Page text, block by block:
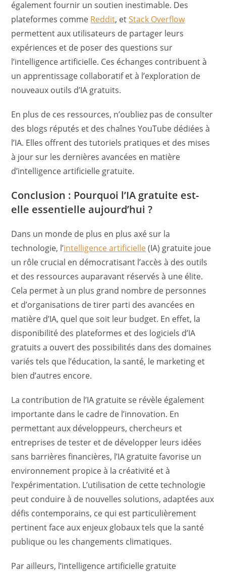
également fournir un soutien inestimable. Des
plateformes comme Reddit, etStack Overflow
permettent aux utilisateurs de partager leurs
expériences et de poser des questions sur
l’intelligence artificielle. Ces échanges contribuent à
un apprentissage collaboratif et à l’exploration de
nouveaux outils d’IA gratuits.
En plus de ces ressources, n’oubliez pas de consulter
des blogs réputés et des chaînes YouTube dédiées à
l’IA. Elles offrent des tutoriels pratiques et des mises
à jour sur les dernières avancées en matière
d’intelligence artificielle gratuite.
Conclusion : Pourquoi l’IA gratuite est-
elle essentielle aujourd’hui ?
Dans un monde de plus en plus axé sur la
technologie, l’intelligence artificielle(IA) gratuite joue
un rôle crucial en démocratisant l’accès à des outils
et des ressources auparavant réservés à une élite.
Cela permet à un plus grand nombre de personnes
et d’organisations de tirer parti des avancées en
matière d’IA, quel que soit leur budget. En effet, la
disponibilité des plateformes et des logiciels d’IA
gratuits a ouvert des possibilités dans des domaines
variés tels que l’éducation, la santé, le marketing et
bien d’autres encore.
La contribution de l’IA gratuite se révèle également
importante dans le cadre de l’innovation. En
permettant aux développeurs, chercheurs et
entreprises de tester et de développer leurs idées
sans barrières financières, l’IA gratuite favorise un
environnement propice à la créativité et à
l’expérimentation. L’utilisation de cette technologie
peut conduire à de nouvelles solutions, adaptées aux
défis contemporains, ce qui est particulièrement
pertinent face aux enjeux globaux tels que la santé
publique ou les changements climatiques.
Par ailleurs, l’intelligence artificielle gratuite